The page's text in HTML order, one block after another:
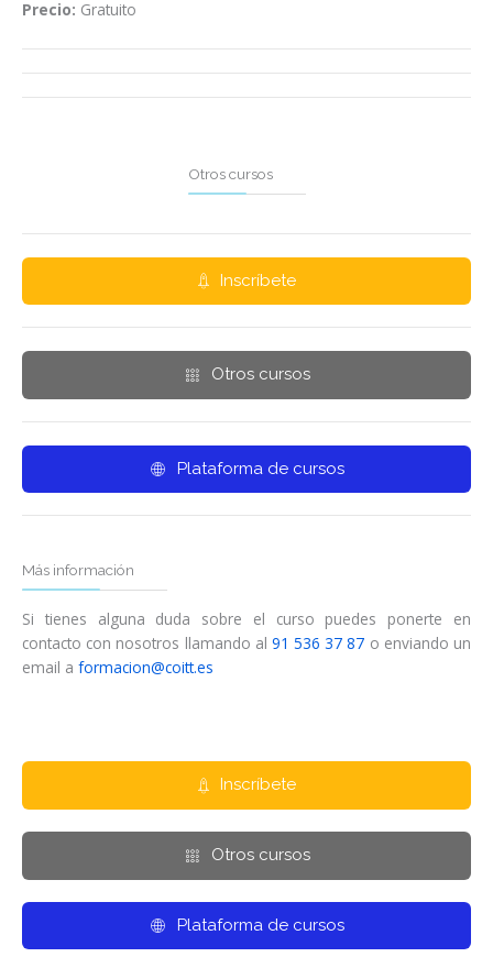
Precio: Gratuito
Otros cursos
Inscríbete
Otros cursos
Plataforma de cursos
Más información
Si tienes alguna duda sobre el curso puedes ponerte en
contacto con nosotros llamando al 91 536 37 87 o enviando un
email a formacion@coitt.es
Inscríbete
Otros cursos
Plataforma de cursos